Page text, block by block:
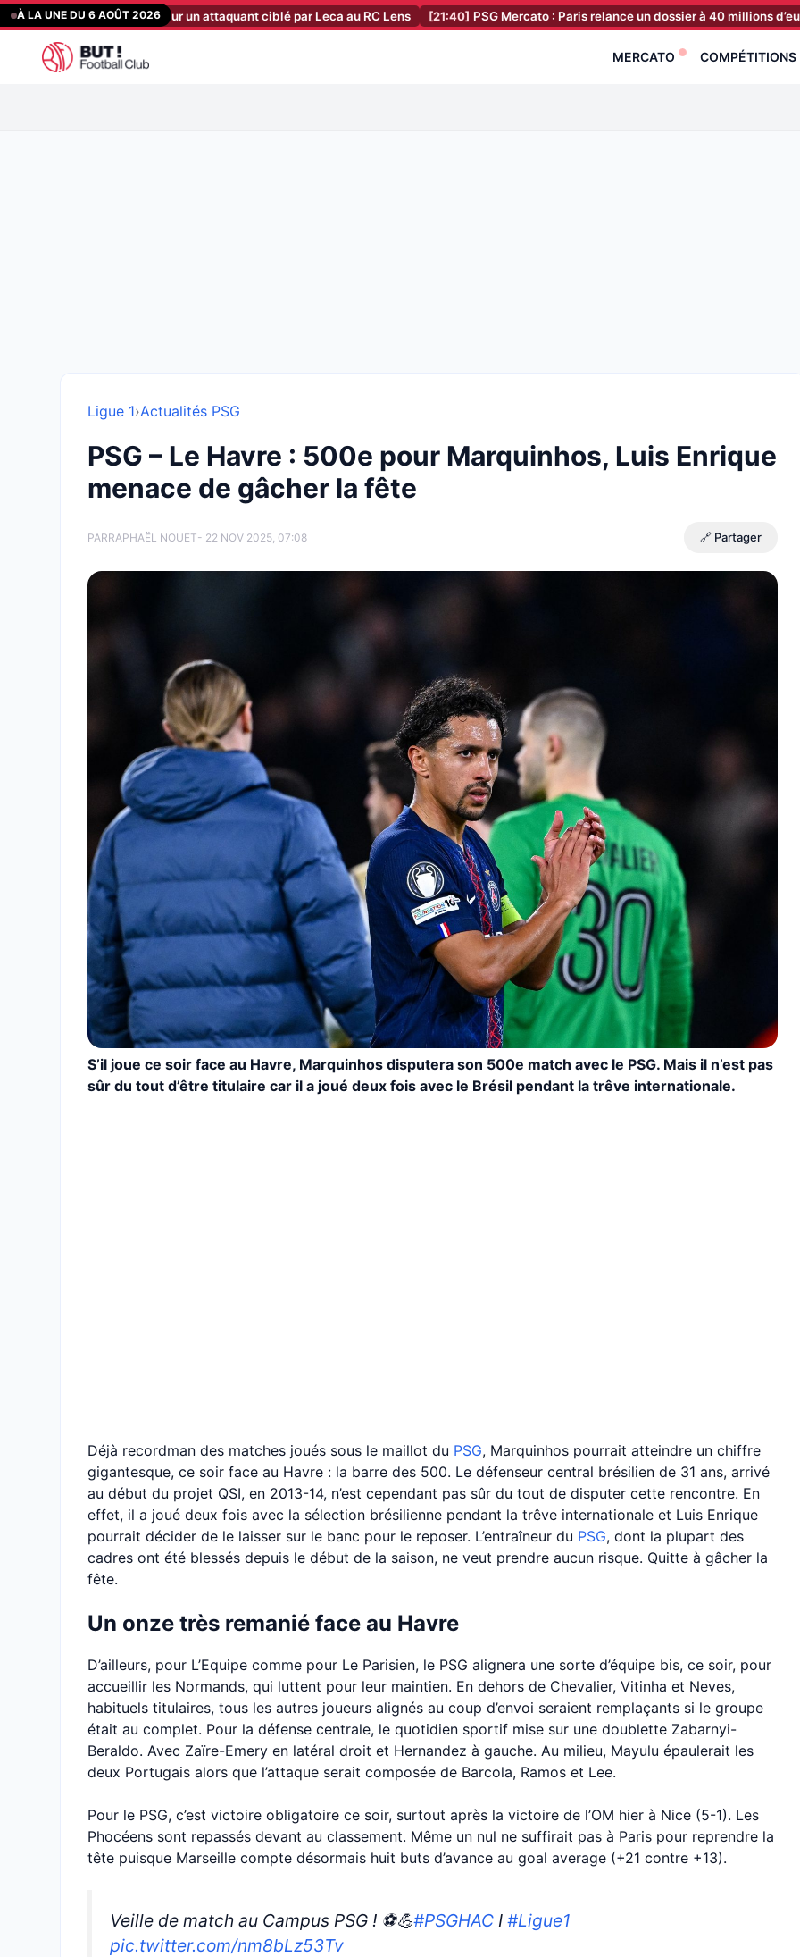
Aller
au
contenu
À LA UNE DU 6 AOÛT 2026
offre est partie pour un attaquant ciblé par Leca au RC Lens [21:40] PSG Mercato : Paris relance un dossier à 40 millions d’euros !
MERCATO COMPÉTITIONS
Ligue 1›Actualités PSG
PSG – Le Havre : 500e pour Marquinhos, Luis Enrique
menace de gâcher la fête
PARRAPHAËL NOUET- 22 NOV 2025, 07:08 🔗 Partager
S’il joue ce soir face au Havre, Marquinhos disputera son 500e match avec le PSG. Mais il n’est pas
sûr du tout d’être titulaire car il a joué deux fois avec le Brésil pendant la trêve internationale.
Déjà recordman des matches joués sous le maillot du PSG, Marquinhos pourrait atteindre un chiffre
gigantesque, ce soir face au Havre : la barre des 500. Le défenseur central brésilien de 31 ans, arrivé
au début du projet QSI, en 2013-14, n’est cependant pas sûr du tout de disputer cette rencontre. En
effet, il a joué deux fois avec la sélection brésilienne pendant la trêve internationale et Luis Enrique
pourrait décider de le laisser sur le banc pour le reposer. L’entraîneur du PSG, dont la plupart des
cadres ont été blessés depuis le début de la saison, ne veut prendre aucun risque. Quitte à gâcher la
fête.
Un onze très remanié face au Havre
D’ailleurs, pour L’Equipe comme pour Le Parisien, le PSG alignera une sorte d’équipe bis, ce soir, pour
accueillir les Normands, qui luttent pour leur maintien. En dehors de Chevalier, Vitinha et Neves,
habituels titulaires, tous les autres joueurs alignés au coup d’envoi seraient remplaçants si le groupe
était au complet. Pour la défense centrale, le quotidien sportif mise sur une doublette Zabarnyi-
Beraldo. Avec Zaïre-Emery en latéral droit et Hernandez à gauche. Au milieu, Mayulu épaulerait les
deux Portugais alors que l’attaque serait composée de Barcola, Ramos et Lee.
Pour le PSG, c’est victoire obligatoire ce soir, surtout après la victoire de l’OM hier à Nice (5-1). Les
Phocéens sont repassés devant au classement. Même un nul ne suffirait pas à Paris pour reprendre la
tête puisque Marseille compte désormais huit buts d’avance au goal average (+21 contre +13).
Veille de match au Campus PSG ! ⚽️💪#PSGHAC I #Ligue1
pic.twitter.com/nm8bLz53Tv